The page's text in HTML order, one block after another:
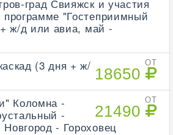
град Свияжск и участия
программе "Гостеприимный
ж/д или авиа, май -
ОТ
18650
(3 дня + ж/
ОТ
21490
Коломна -
-
- Гороховец